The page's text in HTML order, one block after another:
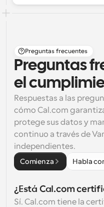
Preguntas frecuentes
Preguntas
el
Respuestas a las
cómo Cal.com
protege sus datos y
continuo a través de
independientes.
Comienza Habla
¿Está Cal.com
Sí. Cal.com tiene la